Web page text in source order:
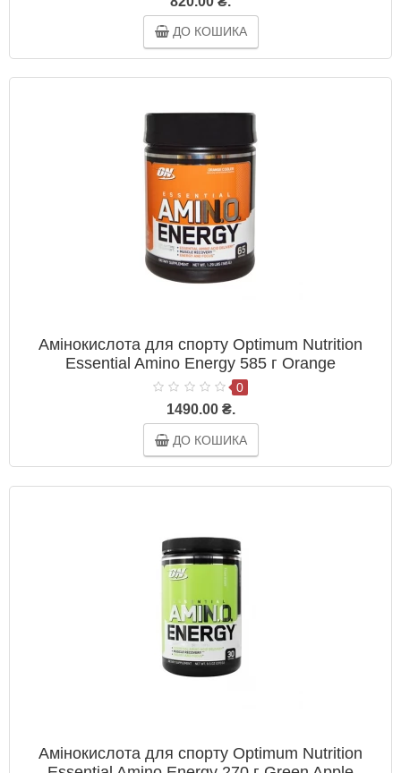
ДО КОШИКА
Амінокислота для спорту Optimum Nutrition
Essential Amino Energy 585 г Orange
0
1490.00 ₴.
ДО КОШИКА
Амінокислота для спорту Optimum Nutrition